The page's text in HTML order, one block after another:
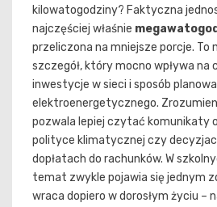
kilowatogodziny? Faktyczna
najczęściej właśnie
przeliczona na mniejsze porcje. To
szczegół, który mocno wpływa na
inwestycje w sieci i sposób
elektroenergetycznego.
pozwala lepiej czytać komunikaty
polityce klimatycznej czy
dopłatach do rachunków. W
temat zwykle pojawia się jednym
wraca dopiero w dorosłym życiu –